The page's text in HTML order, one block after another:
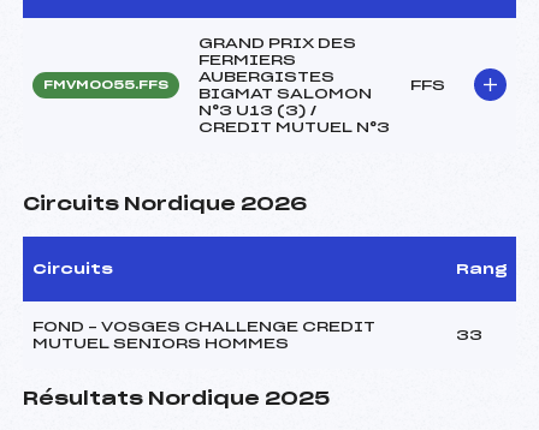
FMVM0055.FFS
GRAND PRIX DES
FERMIERS
AUBERGISTES
BIGMAT SALOMON
N°3 U13 (3) /
CREDIT MUTUEL N°3
FFS
Circuits Nordique 2026
Circuits Rang
FOND – VOSGES CHALLENGE CREDIT
MUTUEL SENIORS HOMMES
33
Résultats Nordique 2025